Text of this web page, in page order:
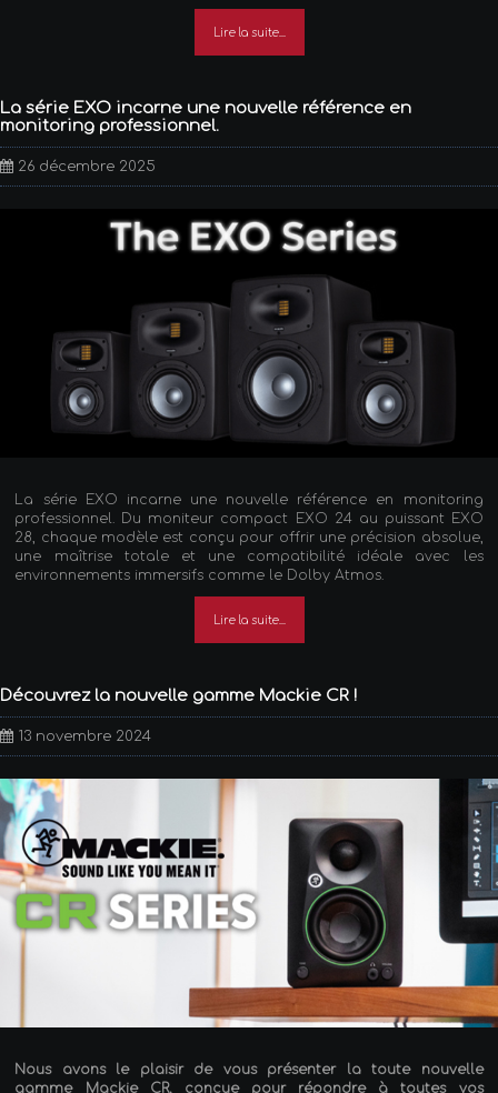
Lire la suite...
La série EXO incarne une nouvelle référence en
monitoring professionnel.
26 décembre 2025
La série EXO incarne une nouvelle référence en monitoring
professionnel. Du moniteur compact EXO 24 au puissant EXO
28, chaque modèle est conçu pour offrir une précision absolue,
une maîtrise totale et une compatibilité idéale avec les
environnements immersifs comme le Dolby Atmos.
Lire la suite...
Découvrez la nouvelle gamme Mackie CR !
13 novembre 2024
Nous avons le plaisir de vous présenter la toute nouvelle
gamme Mackie CR, conçue pour répondre à toutes vos